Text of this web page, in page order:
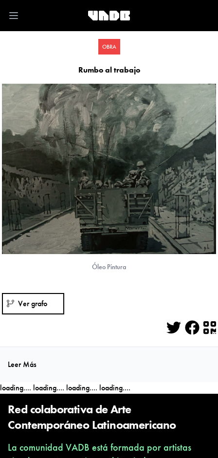
Open main menu
OBRA
Rumbo al trabajo
Óleo Pintura
Ver grafo
Twitter
Leer Más
loading.... loading.... loading.... loading....
Red colaborativa de Arte
Contemporáneo Latinoamericano
La comunidad VADB está formada por artistas